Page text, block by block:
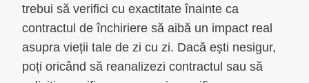
trebui să verifici cu exactitate înainte ca
contractul de închiriere să aibă un impact real
asupra vieții tale de zi cu zi. Dacă ești nesigur,
poți oricând să reanalizezi contractul sau să